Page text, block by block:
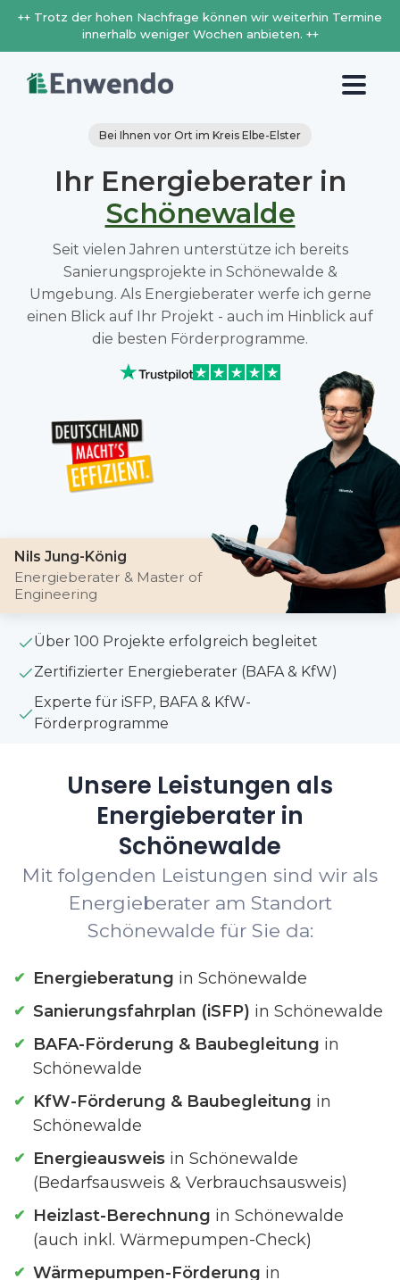
++ Trotz der hohen Nachfrage können wir weiterhin Termine
innerhalb weniger Wochen anbieten. ++
Bei Ihnen vor Ort im Kreis Elbe-Elster
Ihr Energieberater in
Schönewalde
Seit vielen Jahren unterstütze ich bereits
Sanierungsprojekte in Schönewalde &
Umgebung. Als Energieberater werfe ich gerne
einen Blick auf Ihr Projekt - auch im Hinblick auf
die besten Förderprogramme.
Nils Jung-König
Energieberater & Master of
Engineering
Über 100 Projekte erfolgreich begleitet
Zertifizierter Energieberater (BAFA & KfW)
Experte für iSFP, BAFA & KfW-
Förderprogramme
Unsere Leistungen als
Energieberater in
Schönewalde
Mit folgenden Leistungen sind wir als
Energieberater am Standort
Schönewalde für Sie da:
Energieberatung in Schönewalde
Sanierungsfahrplan (iSFP) in Schönewalde
BAFA-Förderung & Baubegleitung in
Schönewalde
KfW-Förderung & Baubegleitung in
Schönewalde
Energieausweis in Schönewalde
(Bedarfsausweis & Verbrauchsausweis)
Heizlast-Berechnung in Schönewalde
(auch inkl. Wärmepumpen-Check)
Wärmepumpen-Förderung in